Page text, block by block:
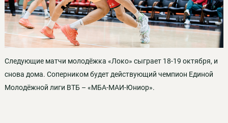
Следующие матчи молодёжка «Локо» сыграет 18-19 октября, и
снова дома. Соперником будет действующий чемпион Единой
Молодёжной лиги ВТБ – «МБА-МАИ-Юниор».